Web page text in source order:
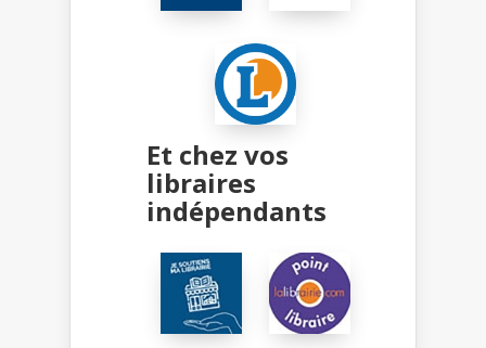
Et chez vos
libraires
indépendants